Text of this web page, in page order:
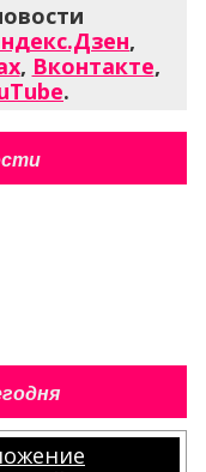
,
, Вконтакте,
.